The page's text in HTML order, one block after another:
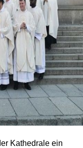
Kathedrale ein